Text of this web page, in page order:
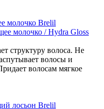
молочко / Hydra Gloss
структуру волоса. Не
волосы и
волосам мягкое